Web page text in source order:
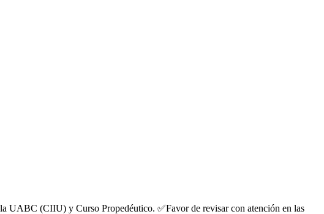
UABC (CIIU) y Curso Propedéutico. ✅Favor de revisar con atención en las